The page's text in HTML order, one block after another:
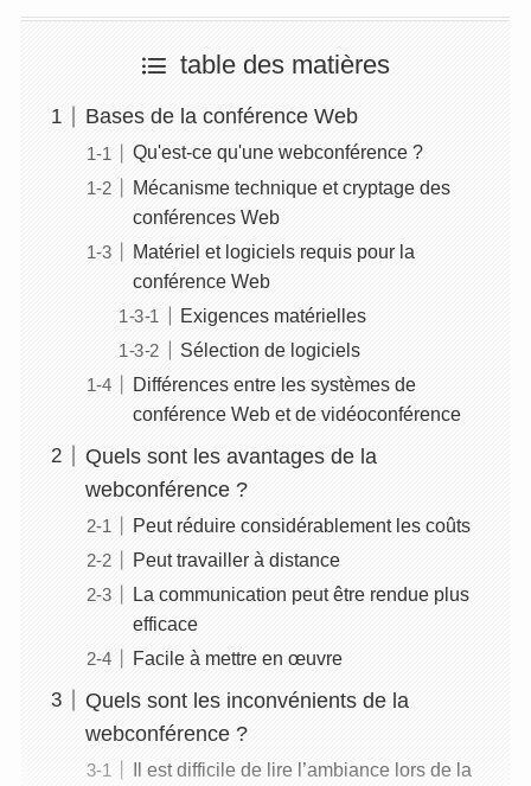
table des matières
Bases de la conférence Web
Qu'est-ce qu'une webconférence ?
Mécanisme technique et cryptage des
conférences Web
Matériel et logiciels requis pour la
conférence Web
Exigences matérielles
Sélection de logiciels
Différences entre les systèmes de
conférence Web et de vidéoconférence
Quels sont les avantages de la
webconférence ?
Peut réduire considérablement les coûts
Peut travailler à distance
La communication peut être rendue plus
efficace
Facile à mettre en œuvre
Quels sont les inconvénients de la
webconférence ?
Il est difficile de lire l’ambiance lors de la